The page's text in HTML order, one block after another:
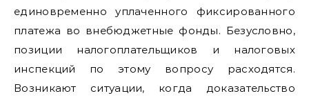
единовременно уплаченного фиксированного
платежа во внебюджетные фонды. Безусловно,
позиции налогоплательщиков и налоговых
инспекций по этому вопросу расходятся.
Возникают ситуации, когда доказательство